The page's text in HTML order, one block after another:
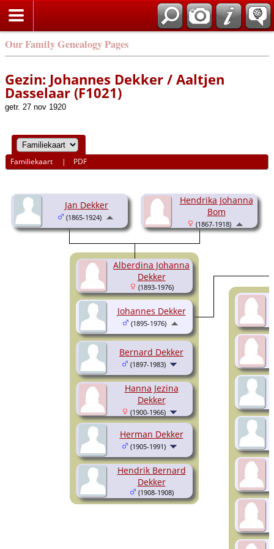
Our Family Genealogy Pages
Gezin: Johannes Dekker / Aaltjen
Dasselaar (F1021)
getr. 27 nov 1920
Familiekaart | PDF
Jan Dekker
(1865-1924)
Hendrika Johanna
Bom
(1867-1918)
Alberdina Johanna
Dekker
(1893-1976)
Bernard Dekker
(1897-1983)
Hanna Jezina
Dekker
(1900-1966)
Herman Dekker
(1905-1991)
Hendrik Bernard
Dekker
(1908-1908)
Johannes Dekker
(1895-1976)